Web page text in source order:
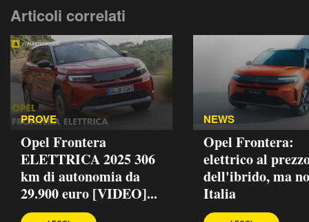
Articoli correlati
PROVE
Opel Frontera
ELETTRICA 2025 306
km di autonomia da
29.900 euro [VIDEO]...
NEWS
Opel Frontera:
elettrico al
dell'ibrido, ma
Italia